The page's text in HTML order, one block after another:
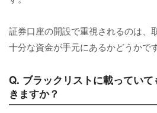
証券口座の開設で重視されるのは、
十分な資金が手元にあるかどうかです
Q. ブラックリストに載ってい
きますか？